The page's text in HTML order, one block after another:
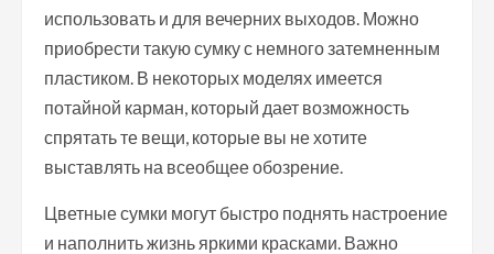
использовать и для вечерних выходов. Можно
приобрести такую сумку с немного затемненным
пластиком. В некоторых моделях имеется
потайной карман, который дает возможность
спрятать те вещи, которые вы не хотите
выставлять на всеобщее обозрение.
Цветные сумки могут быстро поднять настроение
и наполнить жизнь яркими красками. Важно